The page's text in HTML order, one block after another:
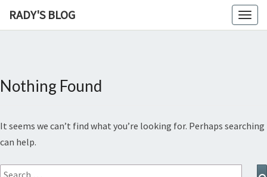
RADY'S BLOG
Nothing
Nothing Found
It seems we can’t find what you’re looking for. Perhaps searching
can help.
Search